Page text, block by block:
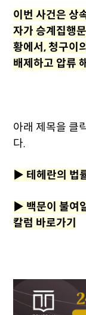
이번 사건은 상
자가 승계집행
황에서, 청구이
배제하고 압류
아래 제목을 클
다.
▶ 테헤란의 법
▶ 백문이 불여
칼럼 바로가기